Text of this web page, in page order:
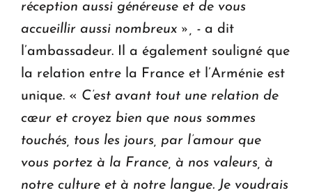
réception aussi généreuse et de vous
accueillir aussi nombreux », - a dit
l’ambassadeur. Il a également souligné que
la relation entre la France et l’Arménie est
unique. « C’est avant tout une relation de
cœur et croyez bien que nous sommes
touchés, tous les jours, par l’amour que
vous portez à la France, à nos valeurs, à
notre culture et à notre langue. Je voudrais